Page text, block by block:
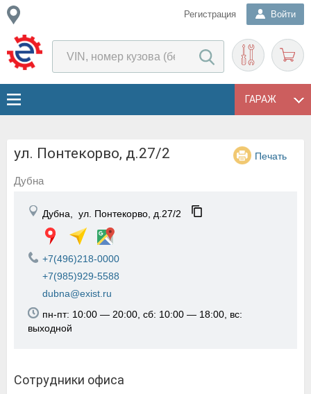
Регистрация Войти
ГАРАЖ
ул. Понтекорво, д.27/2 Печать
Дубна
Дубна, ул. Понтекорво, д.27/2
+7(496)218-0000
+7(985)929-5588
dubna@exist.ru
пн-пт: 10:00 — 20:00, сб: 10:00 — 18:00, вс:
выходной
Сотрудники офиса